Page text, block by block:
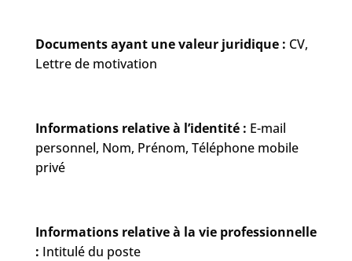
Documents ayant une valeur juridique : CV,
Lettre de motivation
Informations relative à l’identité : E-mail
personnel, Nom, Prénom, Téléphone mobile
privé
Informations relative à la vie professionnelle
: Intitulé du poste